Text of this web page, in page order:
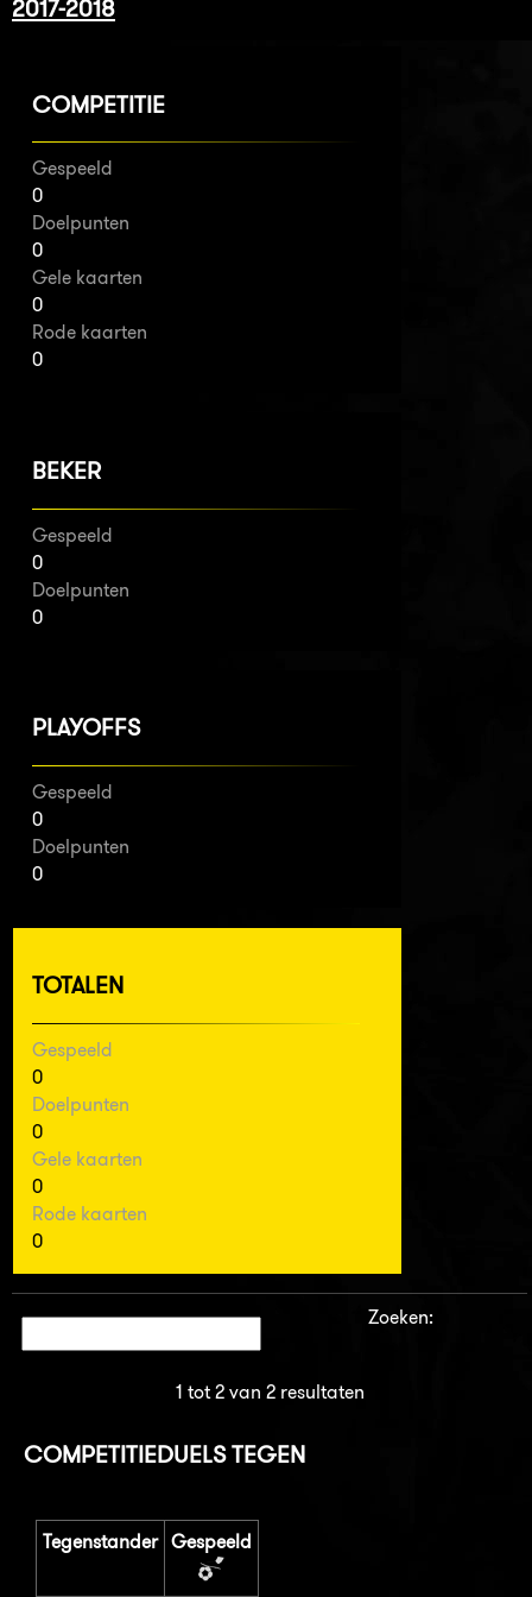
2017-2018
COMPETITIE
Gespeeld
0
Doelpunten
0
Gele kaarten
0
Rode kaarten
0
BEKER
Gespeeld
0
Doelpunten
0
PLAYOFFS
Gespeeld
0
Doelpunten
0
TOTALEN
Gespeeld
0
Doelpunten
0
Gele kaarten
0
Rode kaarten
0
Zoeken:
1 tot 2 van 2 resultaten
COMPETITIEDUELS TEGEN
Tegenstander Gespeeld